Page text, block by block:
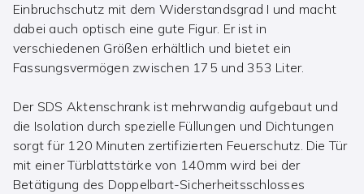
Einbruchschutz mit dem Widerstandsgrad I und macht
dabei auch optisch eine gute Figur. Er ist in
verschiedenen Größen erhältlich und bietet ein
Fassungsvermögen zwischen 175 und 353 Liter.
Der SDS Aktenschrank ist mehrwandig aufgebaut und
die Isolation durch spezielle Füllungen und Dichtungen
sorgt für 120 Minuten zertifizierten Feuerschutz. Die Tür
mit einer Türblattstärke von 140mm wird bei der
Betätigung des Doppelbart-Sicherheitsschlosses